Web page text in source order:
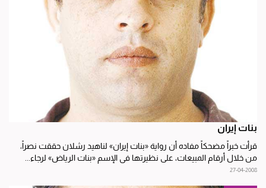
بنات إيران
قرأت خبراً مضحكاً مفاده أن رواية «بنات إيران» لناهيد رشلان حققت نصراً،
من خلال أرقام المبيعات، على نظيرتها في الإسم «بنات الرياض» لرجاء...
27-04-2008